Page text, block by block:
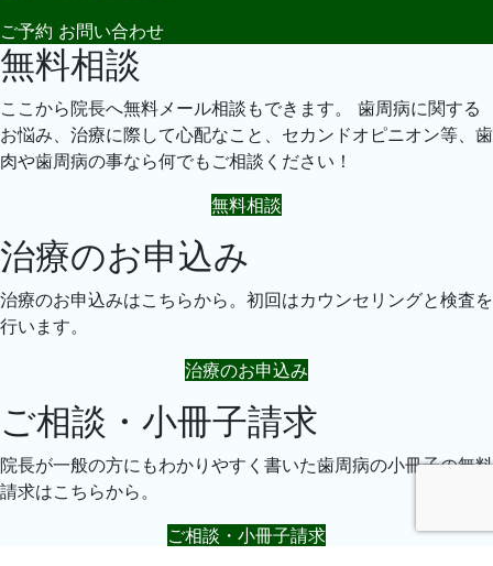
ご予約 お問い合わせ
無料相談
ここから院長へ無料メール相談もできます。 歯周病に関する
お悩み、治療に際して心配なこと、セカンドオピニオン等、歯
肉や歯周病の事なら何でもご相談ください！
無料相談
治療のお申込み
治療のお申込みはこちらから。初回はカウンセリングと検査を
行います。
治療のお申込み
ご相談・小冊子請求
院長が一般の方にもわかりやすく書いた歯周病の小冊子の無料
請求はこちらから。
ご相談・小冊子請求